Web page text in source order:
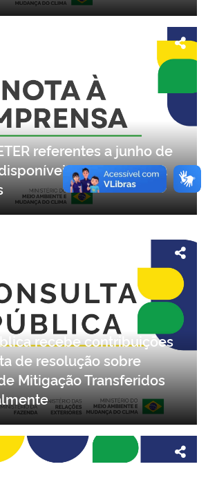
referentes a junho de
na plataforma
recebe contribuições
de resolução sobre
Mitigação Transferidos